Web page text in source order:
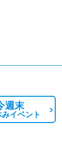
週末
イベント